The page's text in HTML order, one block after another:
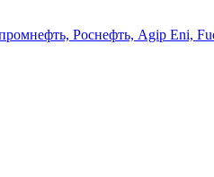
Роснефть, Agip Eni,